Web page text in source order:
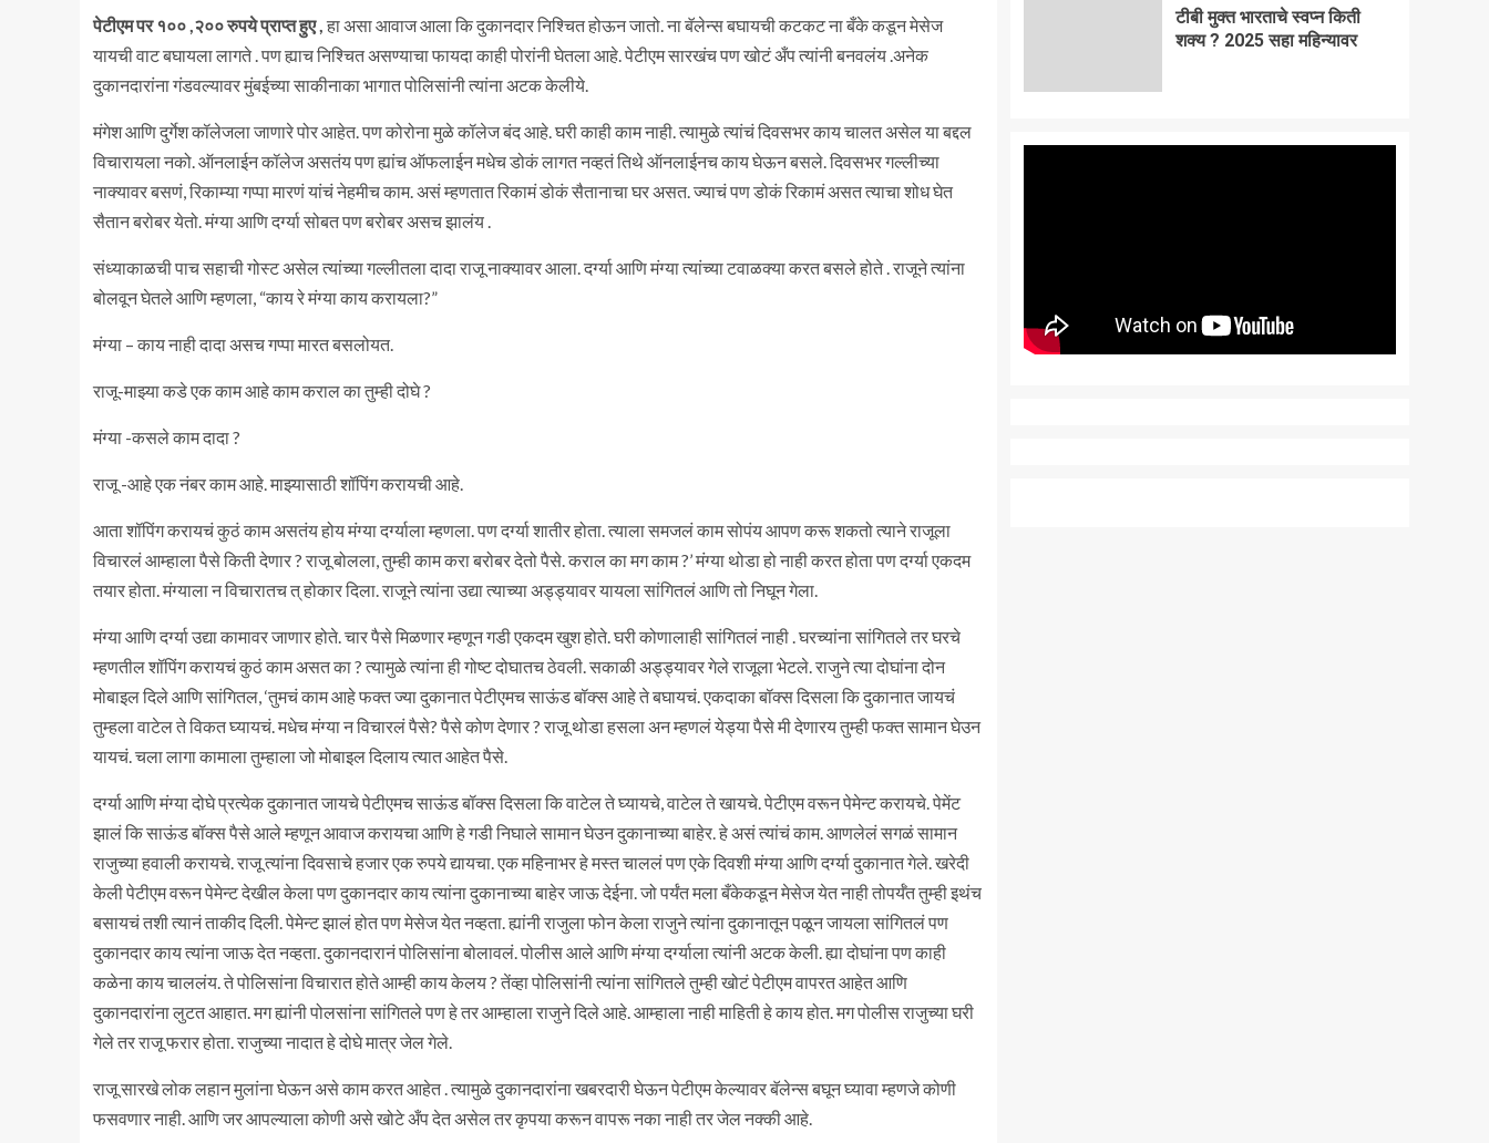
पेटीएम पर १०० ,२०० रुपये प्राप्त हुए , हा असा आवाज आला कि दुकानदार निश्चित होऊन जातो. ना बॅलेन्स बघायची कटकट ना बँके कडून मेसेज
यायची वाट बघायला लागते . पण ह्याच निश्चित असण्याचा फायदा काही पोरांनी घेतला आहे. पेटीएम सारखंच पण खोटं अँप त्यांनी बनवलंय .अनेक
दुकानदारांना गंडवल्यावर मुंबईच्या साकीनाका भागात पोलिसांनी त्यांना अटक केलीये.
मंगेश आणि दुर्गेश कॉलेजला जाणारे पोर आहेत. पण कोरोना मुळे कॉलेज बंद आहे. घरी काही काम नाही. त्यामुळे त्यांचं दिवसभर काय चालत असेल या बद्दल
विचारायला नको. ऑनलाईन कॉलेज असतंय पण ह्यांच ऑफलाईन मधेच डोकं लागत नव्हतं तिथे ऑनलाईनच काय घेऊन बसले. दिवसभर गल्लीच्या
नाक्यावर बसणं, रिकाम्या गप्पा मारणं यांचं नेहमीच काम. असं म्हणतात रिकामं डोकं सैतानाचा घर असत. ज्याचं पण डोकं रिकामं असत त्याचा शोध घेत
सैतान बरोबर येतो. मंग्या आणि दर्ग्या सोबत पण बरोबर असच झालंय .
संध्याकाळची पाच सहाची गोस्ट असेल त्यांच्या गल्लीतला दादा राजू नाक्यावर आला. दर्ग्या आणि मंग्या त्यांच्या टवाळक्या करत बसले होते . राजूने त्यांना
बोलवून घेतले आणि म्हणला, “काय रे मंग्या काय करायला?”
मंग्या – काय नाही दादा असच गप्पा मारत बसलोयत.
राजू-माझ्या कडे एक काम आहे काम कराल का तुम्ही दोघे ?
मंग्या -कसले काम दादा ?
राजू -आहे एक नंबर काम आहे. माझ्यासाठी शॉपिंग करायची आहे.
आता शॉपिंग करायचं कुठं काम असतंय होय मंग्या दर्ग्याला म्हणला. पण दर्ग्या शातीर होता. त्याला समजलं काम सोपंय आपण करू शकतो त्याने राजूला
विचारलं आम्हाला पैसे किती देणार ? राजू बोलला, तुम्ही काम करा बरोबर देतो पैसे. कराल का मग काम ?’ मंग्या थोडा हो नाही करत होता पण दर्ग्या एकदम
तयार होता. मंग्याला न विचारातच त् होकार दिला. राजूने त्यांना उद्या त्याच्या अड्ड्यावर यायला सांगितलं आणि तो निघून गेला.
मंग्या आणि दर्ग्या उद्या कामावर जाणार होते. चार पैसे मिळणार म्हणून गडी एकदम खुश होते. घरी कोणालाही सांगितलं नाही . घरच्यांना सांगितले तर घरचे
म्हणतील शॉपिंग करायचं कुठं काम असत का ? त्यामुळे त्यांना ही गोष्ट दोघातच ठेवली. सकाळी अड्ड्यावर गेले राजूला भेटले. राजुने त्या दोघांना दोन
मोबाइल दिले आणि सांगितल, ‘तुमचं काम आहे फक्त ज्या दुकानात पेटीएमच साऊंड बॉक्स आहे ते बघायचं. एकदाका बॉक्स दिसला कि दुकानात जायचं
तुम्हला वाटेल ते विकत घ्यायचं. मधेच मंग्या न विचारलं पैसे? पैसे कोण देणार ? राजू थोडा हसला अन म्हणलं येड्या पैसे मी देणारय तुम्ही फक्त सामान घेउन
यायचं. चला लागा कामाला तुम्हाला जो मोबाइल दिलाय त्यात आहेत पैसे.
दर्ग्या आणि मंग्या दोघे प्रत्येक दुकानात जायचे पेटीएमच साऊंड बॉक्स दिसला कि वाटेल ते घ्यायचे, वाटेल ते खायचे. पेटीएम वरून पेमेन्ट करायचे. पेमेंट
झालं कि साऊंड बॉक्स पैसे आले म्हणून आवाज करायचा आणि हे गडी निघाले सामान घेउन दुकानाच्या बाहेर. हे असं त्यांचं काम. आणलेलं सगळं सामान
राजुच्या हवाली करायचे. राजू त्यांना दिवसाचे हजार एक रुपये द्यायचा. एक महिनाभर हे मस्त चाललं पण एके दिवशी मंग्या आणि दर्ग्या दुकानात गेले. खरेदी
केली पेटीएम वरून पेमेन्ट देखील केला पण दुकानदार काय त्यांना दुकानाच्या बाहेर जाऊ देईना. जो पर्यंत मला बँकेकडून मेसेज येत नाही तोपर्यँत तुम्ही इथंच
बसायचं तशी त्यानं ताकीद दिली. पेमेन्ट झालं होत पण मेसेज येत नव्हता. ह्यांनी राजुला फोन केला राजुने त्यांना दुकानातून पळून जायला सांगितलं पण
दुकानदार काय त्यांना जाऊ देत नव्हता. दुकानदारानं पोलिसांना बोलावलं. पोलीस आले आणि मंग्या दर्ग्याला त्यांनी अटक केली. ह्या दोघांना पण काही
कळेना काय चाललंय. ते पोलिसांना विचारात होते आम्ही काय केलय ? तेंव्हा पोलिसांनी त्यांना सांगितले तुम्ही खोटं पेटीएम वापरत आहेत आणि
दुकानदारांना लुटत आहात. मग ह्यांनी पोलसांना सांगितले पण हे तर आम्हाला राजुने दिले आहे. आम्हाला नाही माहिती हे काय होत. मग पोलीस राजुच्या घरी
गेले तर राजू फरार होता. राजुच्या नादात हे दोघे मात्र जेल गेले.
राजू सारखे लोक लहान मुलांना घेऊन असे काम करत आहेत . त्यामुळे दुकानदारांना खबरदारी घेऊन पेटीएम केल्यावर बॅलेन्स बघून घ्यावा म्हणजे कोणी
फसवणार नाही. आणि जर आपल्याला कोणी असे खोटे अँप देत असेल तर कृपया करून वापरू नका नाही तर जेल नक्की आहे.
टीबी मुक्त भारताचे स्वप्न किती
शक्य ? 2025 सहा महिन्यावर